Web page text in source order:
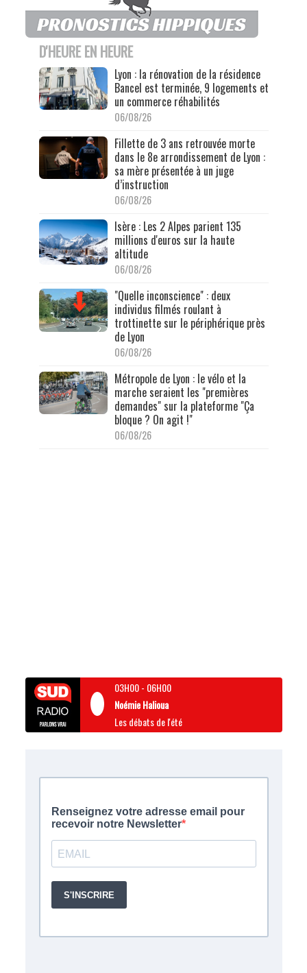
D'HEURE EN HEURE
Lyon : la rénovation de la résidence
Bancel est terminée, 9 logements et
un commerce réhabilités
06/08/26
Fillette de 3 ans retrouvée morte
dans le 8e arrondissement de Lyon :
sa mère présentée à un juge
d’instruction
06/08/26
Isère : Les 2 Alpes parient 135
millions d'euros sur la haute
altitude
06/08/26
"Quelle inconscience" : deux
individus filmés roulant à
trottinette sur le périphérique près
de Lyon
06/08/26
Métropole de Lyon : le vélo et la
marche seraient les "premières
demandes" sur la plateforme "Ça
bloque ? On agit !"
06/08/26
03H00- 06H00
Noémie Halioua
Les débats de l'été